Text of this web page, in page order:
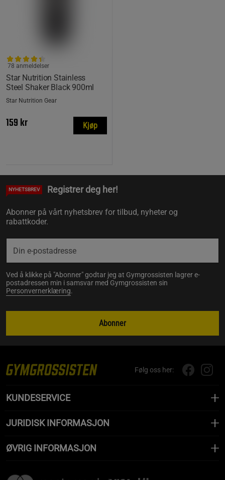
Star Nutrition Stainless
Steel Shaker Black 900ml
78 anmeldelser
Star Nutrition Gear
159 kr Kjøp
NYHETSBREV Registrer deg her!
Abonner på vårt nyhetsbrev for tilbud, nyheter og
rabattkoder.
Ved å klikke på "Abonner" godtar jeg at Gymgrossisten lagrer e-
postadressen min i samsvar med Gymgrossisten sin
Personvernerklæring.
Abonner
Følg oss her:
KUNDESERVICE
JURIDISK INFORMASJON
ØVRIG INFORMASJON